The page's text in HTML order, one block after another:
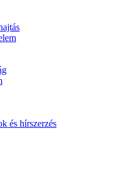
és hírszerzés